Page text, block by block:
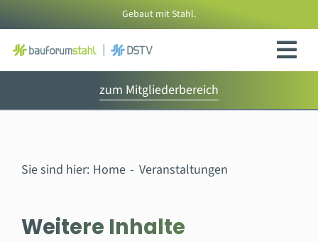
Inhalt
springen
Gebaut mit Stahl.
zum Mitgliederbereich
Sie sind hier: Home Veranstaltungen
Weitere Inhalte